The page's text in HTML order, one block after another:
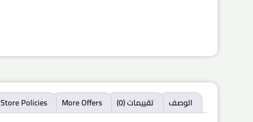
الوصف تقييمات (0) More Offers
Store Policies